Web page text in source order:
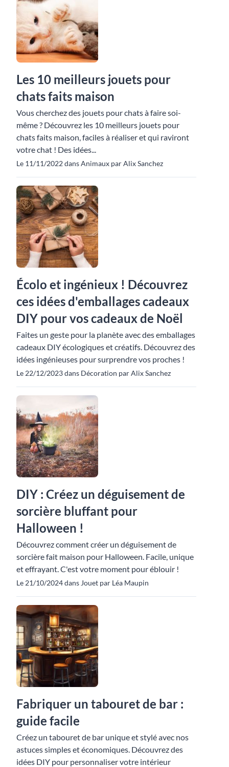
Les 10 meilleurs jouets pour
chats faits maison
Vous cherchez des jouets pour chats à faire soi-
même ? Découvrez les 10 meilleurs jouets pour
chats faits maison, faciles à réaliser et qui raviront
votre chat ! Des idées...
Le 11/11/2022 dans Animaux par Alix Sanchez
Écolo et ingénieux ! Découvrez
ces idées d'emballages cadeaux
DIY pour vos cadeaux de Noël
Faites un geste pour la planète avec des emballages
cadeaux DIY écologiques et créatifs. Découvrez des
idées ingénieuses pour surprendre vos proches !
Le 22/12/2023 dans Décoration par Alix Sanchez
DIY : Créez un déguisement de
sorcière bluffant pour
Halloween !
Découvrez comment créer un déguisement de
sorcière fait maison pour Halloween. Facile, unique
et effrayant. C'est votre moment pour éblouir !
Le 21/10/2024 dans Jouet par Léa Maupin
Fabriquer un tabouret de bar :
guide facile
Créez un tabouret de bar unique et stylé avec nos
astuces simples et économiques. Découvrez des
idées DIY pour personnaliser votre intérieur